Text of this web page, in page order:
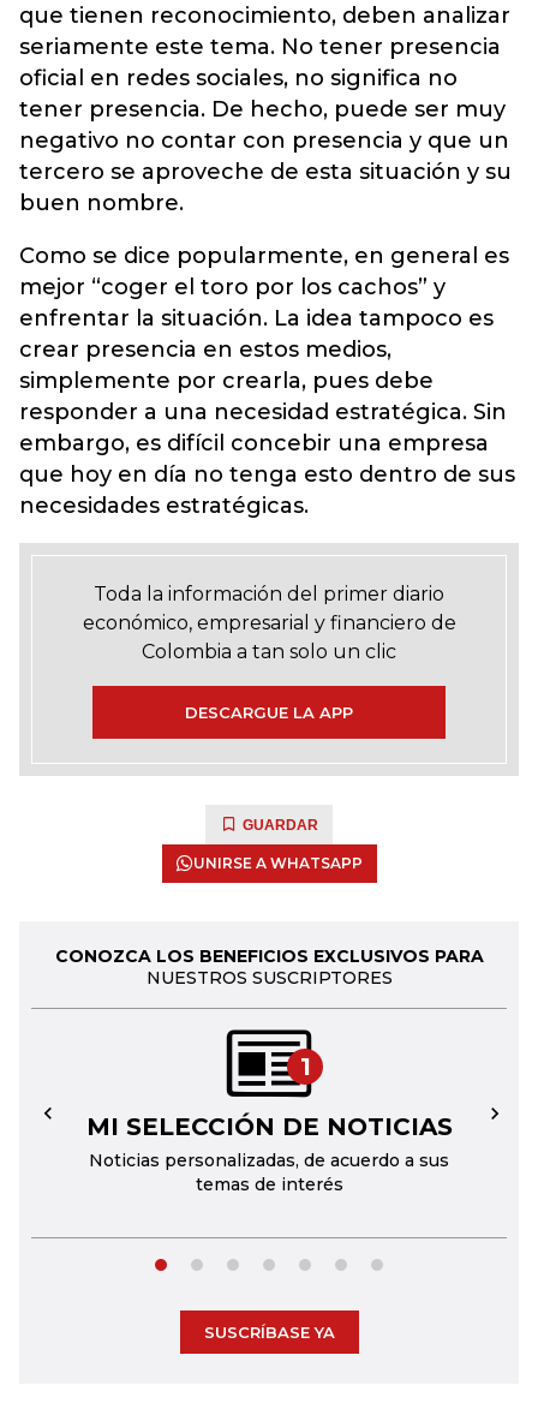
que tienen reconocimiento, deben analizar
seriamente este tema. No tener presencia
oficial en redes sociales, no significa no
tener presencia. De hecho, puede ser muy
negativo no contar con presencia y que un
tercero se aproveche de esta situación y su
buen nombre.
Como se dice popularmente, en general es
mejor “coger el toro por los cachos” y
enfrentar la situación. La idea tampoco es
crear presencia en estos medios,
simplemente por crearla, pues debe
responder a una necesidad estratégica. Sin
embargo, es difícil concebir una empresa
que hoy en día no tenga esto dentro de sus
necesidades estratégicas.
Toda la información del primer diario
económico, empresarial y financiero de
Colombia a tan solo un clic
DESCARGUE LA APP
GUARDAR
UNIRSE A WHATSAPP
CONOZCA LOS BENEFICIOS EXCLUSIVOS PARA
NUESTROS SUSCRIPTORES
1
MI SELECCIÓN DE NOTICIAS
Noticias personalizadas, de acuerdo a sus
temas de interés
← →
SUSCRÍBASE YA